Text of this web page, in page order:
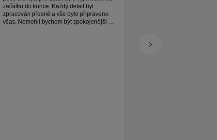
začátku do konce. Každý detail byl
zpracován přesně a vše bylo připraveno
včas. Nemohli bychom být spokojenější a